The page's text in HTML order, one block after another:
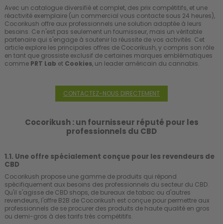
Avec un catalogue diversifié et complet, des prix compétitifs, et une
réactivité exemplaire (un commercial vous contacte sous 24 heures),
Cocorikush offre aux professionnels une solution adaptée à leurs
besoins. Ce n'est pas seulement un fournisseur, mais un véritable
partenaire qui s'engage à soutenir la réussite de vos activités. Cet
article explore les principales offres de Cocorikush, y compris son rôle
en tant que grossiste exclusif de certaines marques emblématiques
comme PRT Lab et Cookies, un leader américain du cannabis.
CONTACTEZ-NOUS DIRECTEMENT
Cocorikush : un fournisseur réputé pour les
professionnels du CBD
1.1. Une offre spécialement conçue pour les revendeurs de
CBD
Cocorikush propose une gamme de produits qui répond
spécifiquement aux besoins des professionnels du secteur du CBD.
Qu'il s'agisse de CBD shops, de bureaux de tabac ou d'autres
revendeurs, l'offre B2B de Cocorikush est conçue pour permettre aux
professionnels de se procurer des produits de haute qualité en gros
ou demi-gros à des tarifs très compétitifs.